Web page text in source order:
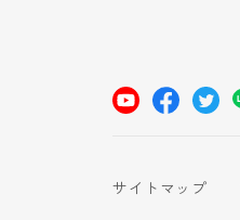
サイトマップ